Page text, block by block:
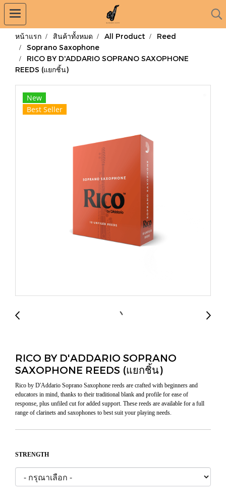
หน้าแรก สินค้าทั้งหมด All Product
Reed
Soprano Saxophone
RICO BY D'ADDARIO SOPRANO SAXOPHONE
REEDS (แยกชิ้น)
New
Best Seller
RICO BY D'ADDARIO SOPRANO
SAXOPHONE REEDS (แยกชิ้น)
Rico by D'Addario Soprano Saxophone reeds are crafted with beginners and
educators in mind, thanks to their traditional blank and profile for ease of
response, plus unfiled cut for added support. These reeds are available for a full
range of clarinets and saxophones to best suit your playing needs.
STRENGTH